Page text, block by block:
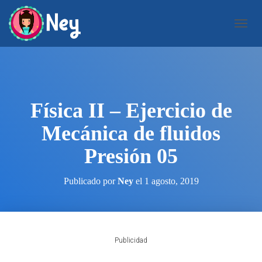
E
Física II – Ejercicio de
Mecánica de fluidos
Presión 05
Publicado porNeyel 1 agosto, 2019
Publicidad